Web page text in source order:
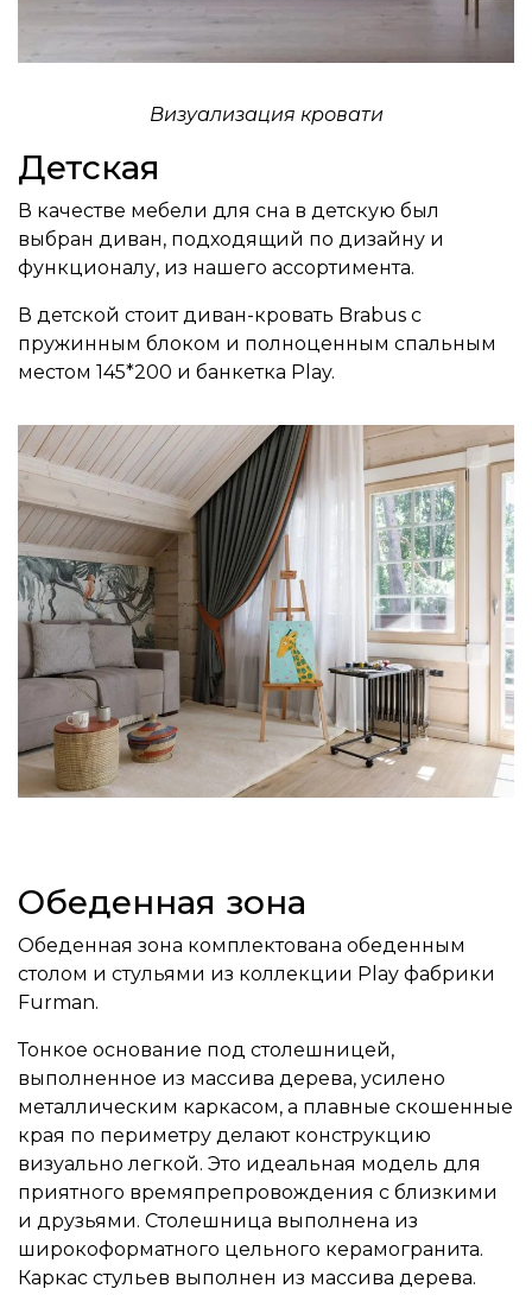
Визуализация кровати
Детская
В качестве мебели для сна в детскую был
выбран диван, подходящий по дизайну и
функционалу, из нашего ассортимента.
В детской стоит диван-кровать Brabus с
пружинным блоком и полноценным спальным
местом 145*200 и банкетка Play.
Обеденная зона
Обеденная зона комплектована обеденным
столом и стульями из коллекции Play фабрики
Furman.
Тонкое основание под столешницей,
выполненное из массива дерева, усилено
металлическим каркасом, а плавные скошенные
края по периметру делают конструкцию
визуально легкой. Это идеальная модель для
приятного времяпрепровождения с близкими
и друзьями. Столешница выполнена из
широкоформатного цельного керамогранита.
Каркас стульев выполнен из массива дерева.